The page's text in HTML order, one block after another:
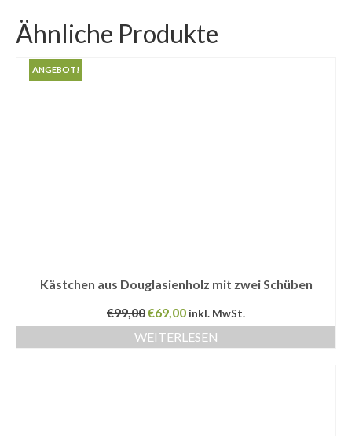
Ähnliche Produkte
ANGEBOT!
Kästchen aus Douglasienholz mit zwei Schüben
€99,00Ursprünglicher
Preis
war:
€69,00Aktueller
Preis
ist:
inkl. MwSt.
WEITERLESEN